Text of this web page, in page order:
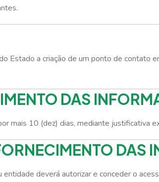
Estado a criação de um ponto de contato
DAS
mais 10 (dez) dias, mediante justificativa
DAS
deverá autorizar e conceder o